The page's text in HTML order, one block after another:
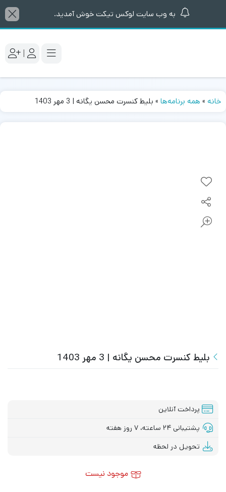
به وب سایت لوکس تیکت خوش آمدید.
|
خانه » همه برنامه‌ها » بلیط کنسرت محسن یگانه | 3 مهر 1403
بلیط کنسرت محسن یگانه | 3 مهر 1403
پرداخت آنلاین
پشتیبانی ۲۴ ساعته، ۷ روز هفته
تحویل در لحظه
موجود نیست